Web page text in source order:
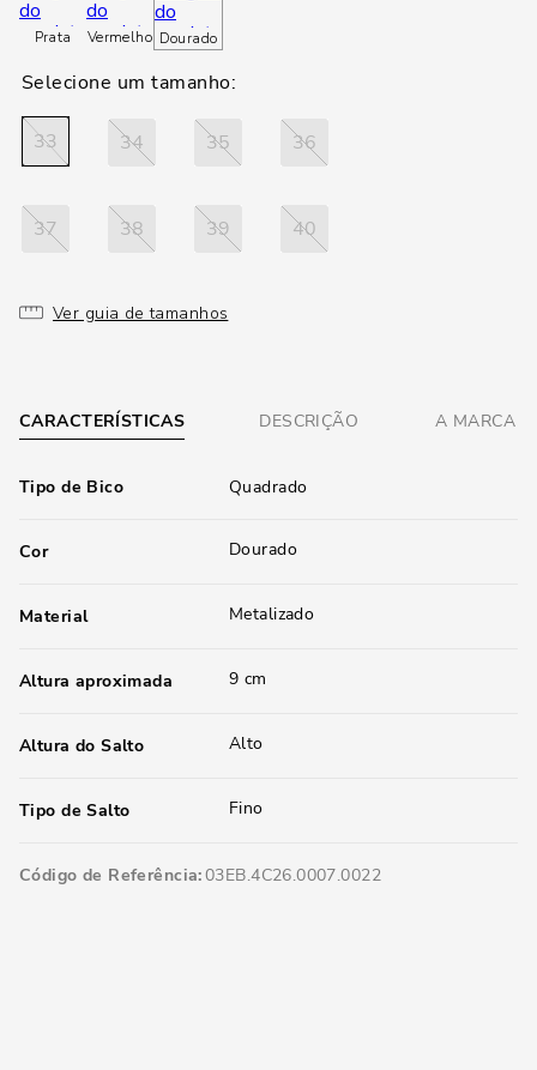
Prata Vermelho Dourado
33 34 35 36
37 38 39 40
Ver guia de tamanhos
CARACTERÍSTICAS DESCRIÇÃO A MARCA
Tipo de Bico Quadrado
Cor Dourado
Material Metalizado
Altura aproximada 9 cm
Altura do Salto Alto
Tipo de Salto Fino
Código de Referência 03EB.4C26.0007.0022